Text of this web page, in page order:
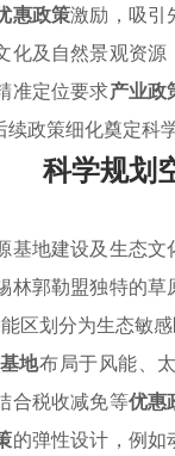
惠政策激励，吸引
化及自然景观资
准定位要求产业政
政策细化奠定科
科学规划
基地建设及生态
林郭勒盟独特的
区划分为生态敏
地布局于风能、
合税收减免等优惠
的弹性设计，例